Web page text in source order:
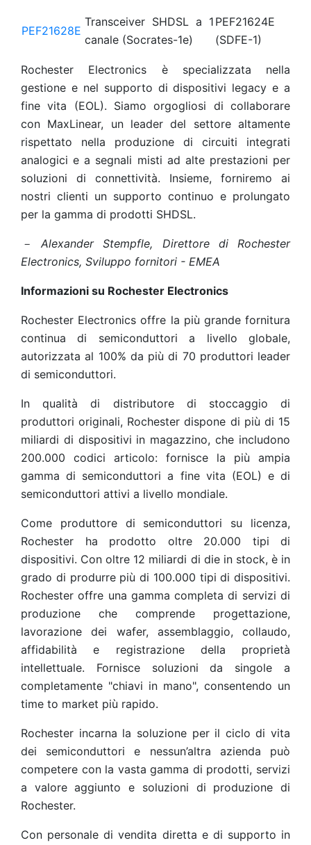
PEF21628E
Transceiver SHDSL a 1
canale (Socrates-1e)
PEF21624E
(SDFE-1)
Rochester Electronics è specializzata nella
gestione e nel supporto di dispositivi legacy e a
fine vita (EOL). Siamo orgogliosi di collaborare
con MaxLinear, un leader del settore altamente
rispettato nella produzione di circuiti integrati
analogici e a segnali misti ad alte prestazioni per
soluzioni di connettività. Insieme, forniremo ai
nostri clienti un supporto continuo e prolungato
per la gamma di prodotti SHDSL.
－ Alexander Stempfle, Direttore di Rochester
Electronics, Sviluppo fornitori - EMEA
Informazioni su Rochester Electronics
Rochester Electronics offre la più grande fornitura
continua di semiconduttori a livello globale,
autorizzata al 100% da più di 70 produttori leader
di semiconduttori.
In qualità di distributore di stoccaggio di
produttori originali, Rochester dispone di più di 15
miliardi di dispositivi in magazzino, che includono
200.000 codici articolo: fornisce la più ampia
gamma di semiconduttori a fine vita (EOL) e di
semiconduttori attivi a livello mondiale.
Come produttore di semiconduttori su licenza,
Rochester ha prodotto oltre 20.000 tipi di
dispositivi. Con oltre 12 miliardi di die in stock, è in
grado di produrre più di 100.000 tipi di dispositivi.
Rochester offre una gamma completa di servizi di
produzione che comprende progettazione,
lavorazione dei wafer, assemblaggio, collaudo,
affidabilità e registrazione della proprietà
intellettuale. Fornisce soluzioni da singole a
completamente "chiavi in mano", consentendo un
time to market più rapido.
Rochester incarna la soluzione per il ciclo di vita
dei semiconduttori e nessun’altra azienda può
competere con la vasta gamma di prodotti, servizi
a valore aggiunto e soluzioni di produzione di
Rochester.
Con personale di vendita diretta e di supporto in